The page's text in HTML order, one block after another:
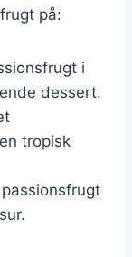
på:
i
dessert.
tropisk